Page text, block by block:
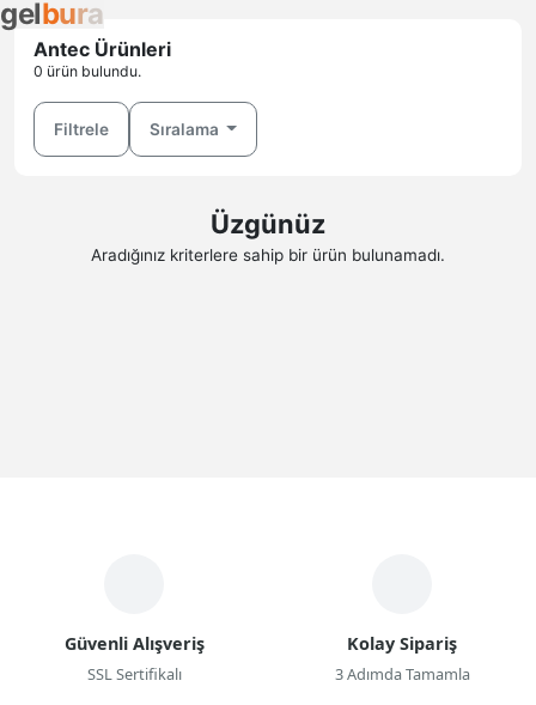
gelbura
Antec Ürünleri
0 ürün bulundu.
Filtrele Sıralama
Üzgünüz
Aradığınız kriterlere sahip bir ürün bulunamadı.
Güvenli Alışveriş
SSL Sertifikalı
Kolay Sipariş
3 Adımda Tamamla